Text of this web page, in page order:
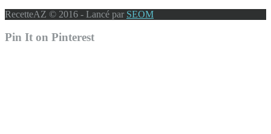
RecetteAZ © 2016 - Lancé par SEOM
Pin It on Pinterest